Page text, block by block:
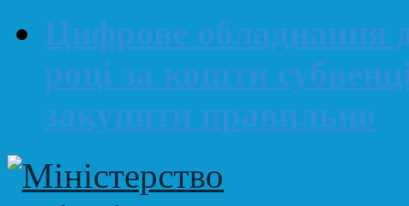
Цифрове обладнання
році за кошти
закупити правильно